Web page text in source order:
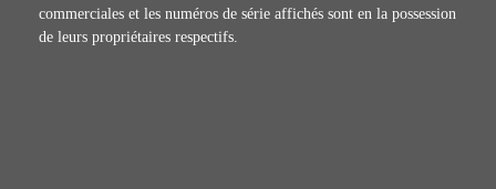
commerciales et les numéros de série affichés sont en la possession
de leurs propriétaires respectifs.